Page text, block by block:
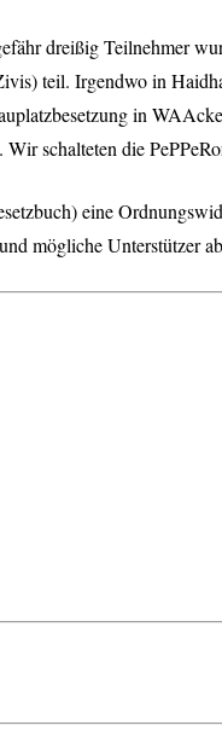
dreißig Teilnehmer
teil. Irgendwo in
in
schalteten die
eine
mögliche Unterstützer